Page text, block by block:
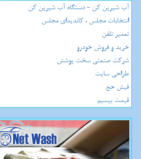
آب شیرین کن - دستگاه آب شیرین کن
انتخابات مجلس ، کاندیدای مجلس
تعمیر تلفن
خرید و فروش خودرو
شرکت صنعتی سخت پوشش
طراحی سایت
فیش حج
قیمت بیسیم